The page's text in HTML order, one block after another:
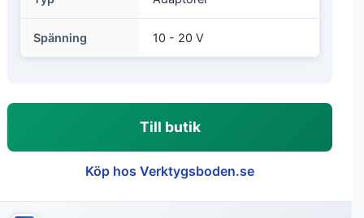
Spänning 10 - 20 V
Till butik
Köp hos Verktygsboden.se